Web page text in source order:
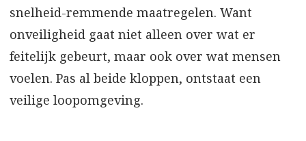
snelheid-remmende maatregelen. Want
onveiligheid gaat niet alleen over wat er
feitelijk gebeurt, maar ook over wat mensen
voelen. Pas al beide kloppen, ontstaat een
veilige loopomgeving.